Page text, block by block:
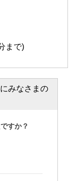
まで)
みなさまの
すか？